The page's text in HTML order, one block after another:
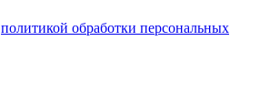
политикой обработки персональных